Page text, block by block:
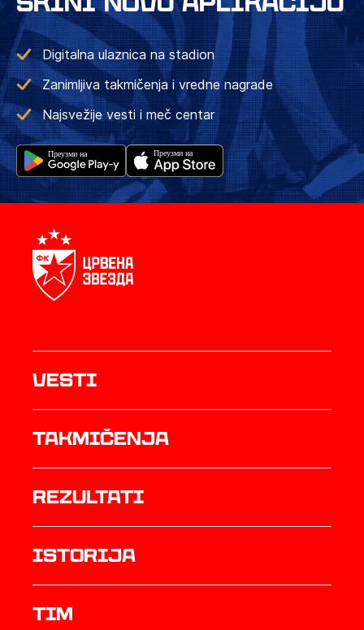
Digitalna ulaznica na stadion
Zanimljiva takmičenja i vredne nagrade
Najsvežije vesti i meč centar
Vesti
Takmičenja
rezultati
istorija
TIM